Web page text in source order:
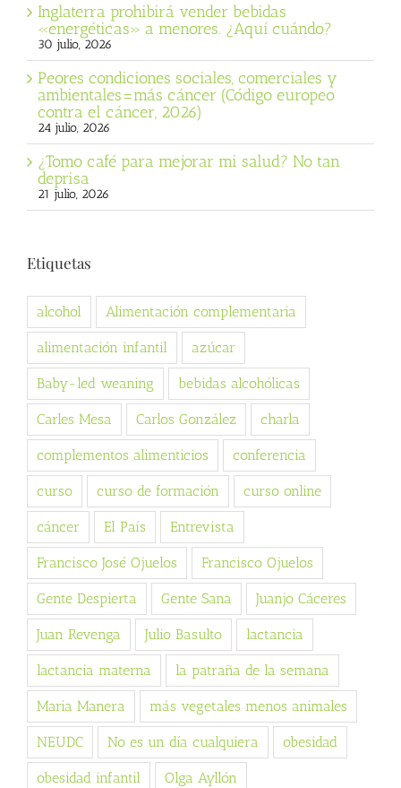
Inglaterra prohibirá vender bebidas
«energéticas» a menores. ¿Aquí cuándo?
30 julio, 2026
Peores condiciones sociales, comerciales y
ambientales=más cáncer (Código europeo
contra el cáncer, 2026)
24 julio, 2026
¿Tomo café para mejorar mi salud? No tan
deprisa
21 julio, 2026
Etiquetas
alcohol Alimentación complementaria
alimentación infantil azúcar
Baby-led weaning bebidas alcohólicas
Carles Mesa Carlos González charla
complementos alimenticios conferencia
curso curso de formación curso online
cáncer El País Entrevista
Francisco José Ojuelos Francisco Ojuelos
Gente Despierta Gente Sana Juanjo Cáceres
Juan Revenga Julio Basulto lactancia
lactancia materna la patraña de la semana
Maria Manera más vegetales menos animales
NEUDC No es un día cualquiera obesidad
obesidad infantil Olga Ayllón